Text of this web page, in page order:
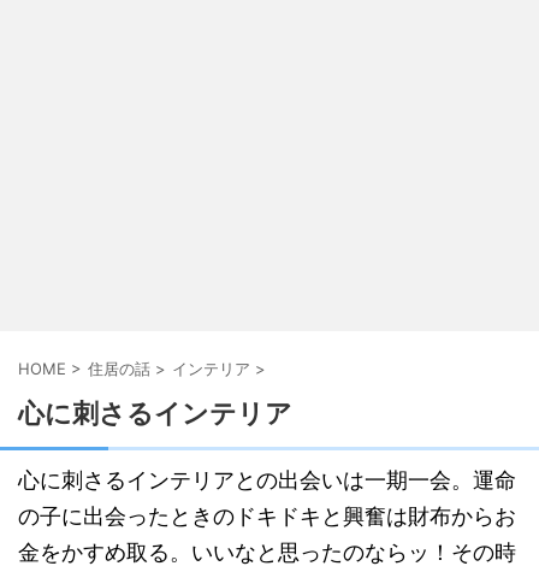
HOME > 住居の話 > インテリア >
心に刺さるインテリア
心に刺さるインテリアとの出会いは一期一会。運命
の子に出会ったときのドキドキと興奮は財布からお
金をかすめ取る。いいなと思ったのならッ！その時